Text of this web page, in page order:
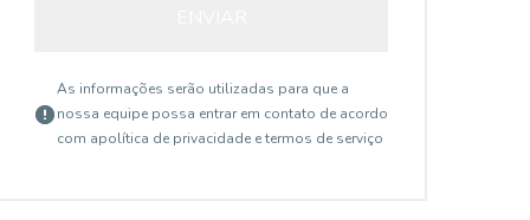
As informações serão utilizadas para que a
nossa equipe possa entrar em contato de acordo
com apolítica de privacidade e termos de serviço